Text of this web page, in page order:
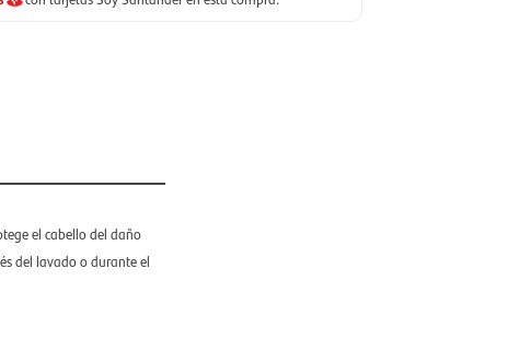
el cabello del daño
del lavado o durante el